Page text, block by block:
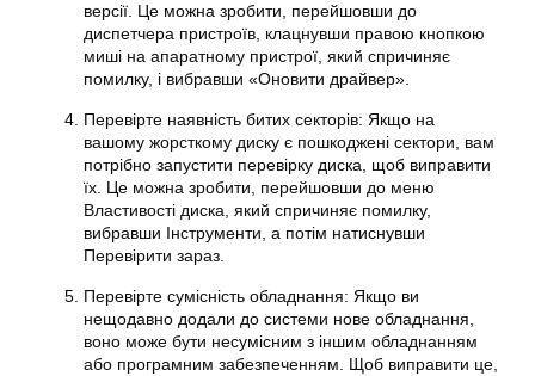
версії. Це можна зробити, перейшовши до
диспетчера пристроїв, клацнувши правою кнопкою
миші на апаратному пристрої, який спричиняє
помилку, і вибравши «Оновити драйвер».
Перевірте наявність битих секторів: Якщо на
вашому жорсткому диску є пошкоджені сектори, вам
потрібно запустити перевірку диска, щоб виправити
їх. Це можна зробити, перейшовши до меню
Властивості диска, який спричиняє помилку,
вибравши Інструменти, а потім натиснувши
Перевірити зараз.
Перевірте сумісність обладнання: Якщо ви
нещодавно додали до системи нове обладнання,
воно може бути несумісним з іншим обладнанням
або програмним забезпеченням. Щоб виправити це,